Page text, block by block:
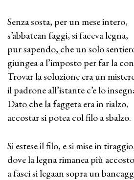
Senza sosta, per un mese intero,
s’abbatean faggi, si faceva legna,
pur sapendo, che un solo
giungea a l’imposto per far la
Trovar la soluzione era un
il padrone all’istante c’e lo
Dato che la faggeta era in rialzo,
accostar si potea col filo a sbalzo.
Si estese il filo, e si mise in
dove la legna rimanea più
a fasci si legaan sopra un